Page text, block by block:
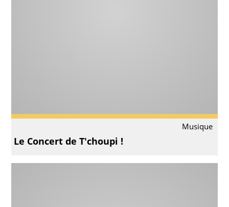
Musique
Le Concert de T'choupi !